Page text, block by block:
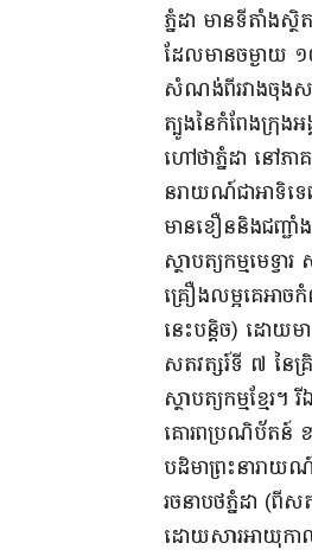
ភ្នំដា មានទីតាំងស្
ដែលមានចម្ងាយ
សំណង់ពីរវាងចុងសត
ត្បូងនៃកំពែងក្រុង
ហៅថាភ្នំដា នៅភ
នរាយណ៍ជាអាទិទេ
មានខឿននិងជញ្ជ
ស្ថាបត្យកម្មមេទ្
គ្រឿងលម្អគេអាច
នេះបន្តិច) ដោយម
សតវត្សរ៍ទី ៧ នៃ
ស្ថាបត្យកម្មខ្មែរ
គោរពប្រណិប័តន៍ ខ
បដិមាព្រះនារា
រចនាបថភ្នំដា (ពី
ដោយសារអាយុកាល